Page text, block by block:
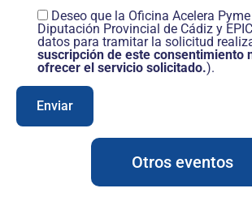
Deseo que la Oficina Acelera
Diputación Provincial de Cádiz y
datos para tramitar la solicitud
suscripción de este consentimiento
ofrecer el servicio solicitado.).
Otros eventos